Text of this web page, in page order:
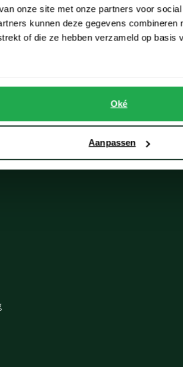
onze site met onze partners voor
kunnen deze gegevens combineren
of die ze hebben verzameld op basis
Oké
Aanpassen
kortste keren van een heerlijk warm en